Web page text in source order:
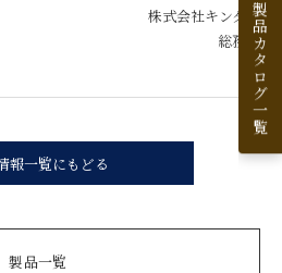
製品カタログ一覧
株式会社キンダイ
総務部
報一覧にもどる
製品一覧